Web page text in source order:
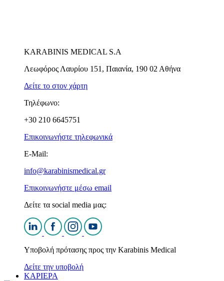
KARABINIS MEDICAL S.A
Λεωφόρος Λαυρίου 151, Παιανία, 190 02 Αθήνα
Δείτε το στον χάρτη
Τηλέφωνο:
+30 210 6645751
Επικοινωνήστε τηλεφωνικά
E-Mail:
info@karabinismedical.gr
Επικοινωνήστε μέσω email
Δείτε τα social media μας:
Υποβολή πρότασης προς την Karabinis Medical
Δείτε την υποβολή
ΚΑΡΙΕΡΑ